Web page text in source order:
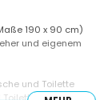
190 x 90 cm)
und eigenem
und Toilette